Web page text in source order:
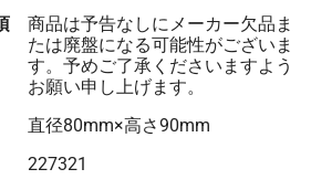
商品は予告なしにメーカー欠品ま
たは廃盤になる可能性がございま
す。予めご了承くださいますよう
お願い申し上げます。
直径80mm×高さ90mm
227321